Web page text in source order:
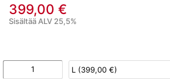
399,00 €
Sisältää ALV 25,5%